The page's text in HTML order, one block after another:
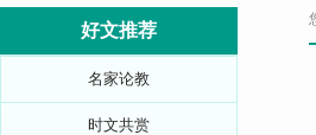
好文推荐
名家论教
时文共赏